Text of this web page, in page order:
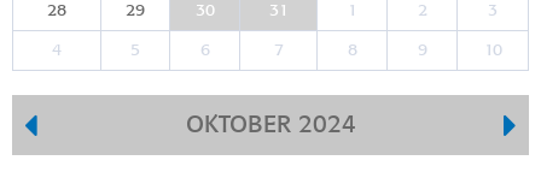
28 29 30 31 1 2 3
4 5 6 7 8 9 10
OKTOBER 2024